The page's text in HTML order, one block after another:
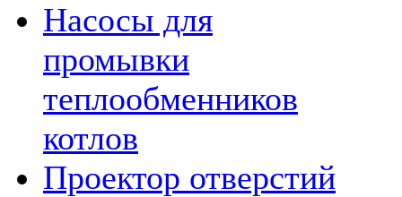
Насосы для
промывки
теплообменников
котлов
Проектор отверстий